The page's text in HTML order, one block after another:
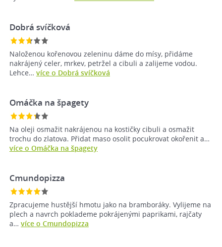
Dobrá svíčková
Naloženou kořenovou zeleninu dáme do mísy, přidáme
nakrájený celer, mrkev, petržel a cibuli a zalijeme vodou.
Lehce… více o Dobrá svíčková
Omáčka na špagety
Na oleji osmažit nakrájenou na kostičky cibuli a osmažit
trochu do zlatova. Přidat maso osolit pocukrovat okořenit a…
více o Omáčka na špagety
Cmundopizza
Zpracujeme hustější hmotu jako na bramboráky. Vylijeme na
plech a navrch poklademe pokrájenými paprikami, rajčaty
a… více o Cmundopizza